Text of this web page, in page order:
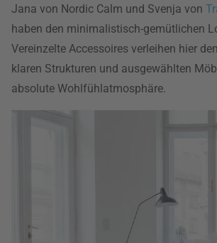
Jana von Nordic Calm und Svenja von
haben den minimalistisch-gemütlichen
Vereinzelte Accessoires verleihen hier
klaren Strukturen und ausgewählten
absolute Wohlfühlatmosphäre.